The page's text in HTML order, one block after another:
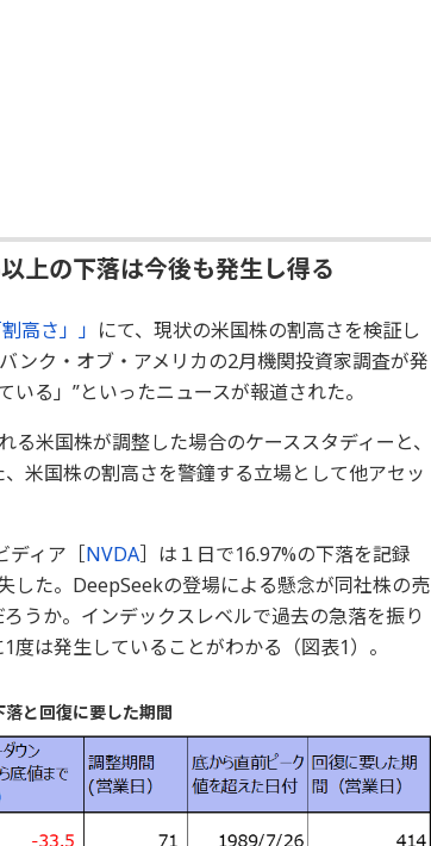
上の下落は今後も発生し得る
高さ」」 にて、現状の米国株の割高さを検証し
ンク・オブ・アメリカの2月機関投資家調査が発
る」”といったニュースが報道された。
米国株が調整した場合のケーススタディーと、
米国株の割高さを警鐘する立場として他アセッ
ディア［NVDA］は１日で16.97%の下落を記録
した。DeepSeekの登場による懸念が同社株の売
うか。インデックスレベルで過去の急落を振り
は発生していることがわかる（図表1）。
落と回復に要した期間